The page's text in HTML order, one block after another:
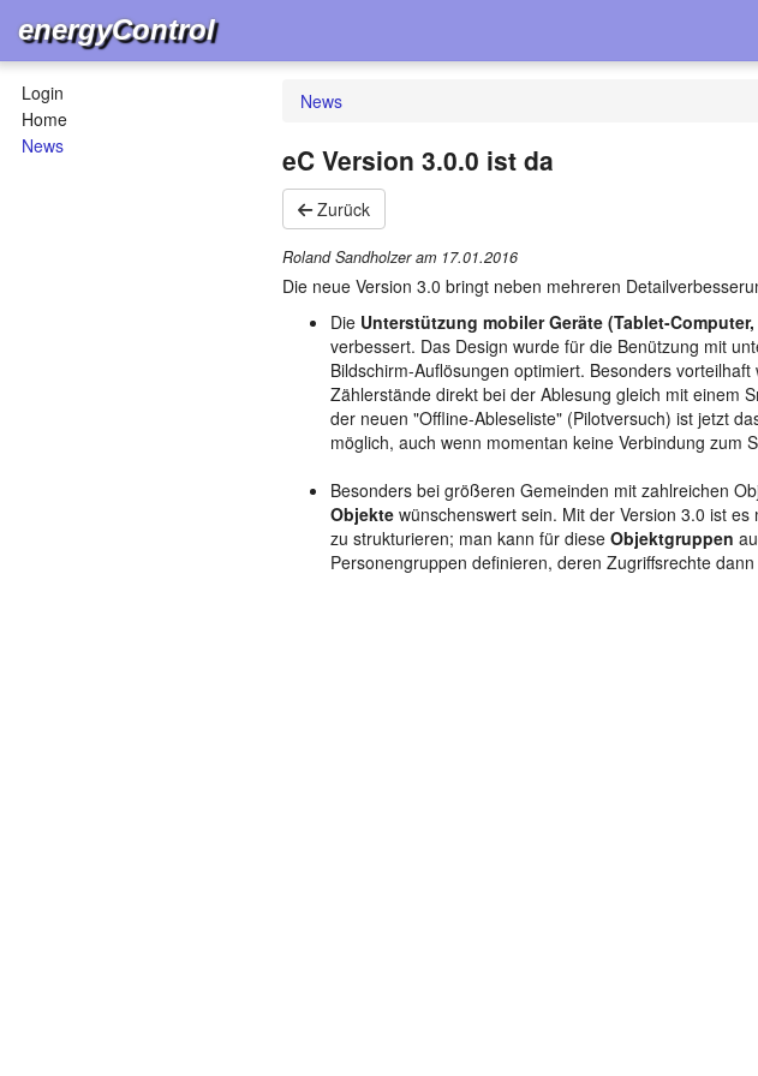
energyControl
Login
Home
News
News
eC Version 3.0.0 ist da
Zurück
Roland Sandholzer am 17.01.2016
Die neue Version 3.0 bringt neben mehreren
Die Unterstützung mobiler Geräte (Tablet-
verbessert. Das Design wurde für die Benützung mit
Bildschirm-Auflösungen optimiert. Besonders
Zählerstände direkt bei der Ablesung gleich mit einem
der neuen "Offline-Ableseliste" (Pilotversuch) ist jetzt
möglich, auch wenn momentan keine Verbindung zum
Besonders bei größeren Gemeinden mit zahlreichen
Objekte wünschenswert sein. Mit der Version 3.0 ist
zu strukturieren; man kann für diese Objektgruppen
Personengruppen definieren, deren Zugriffsrechte